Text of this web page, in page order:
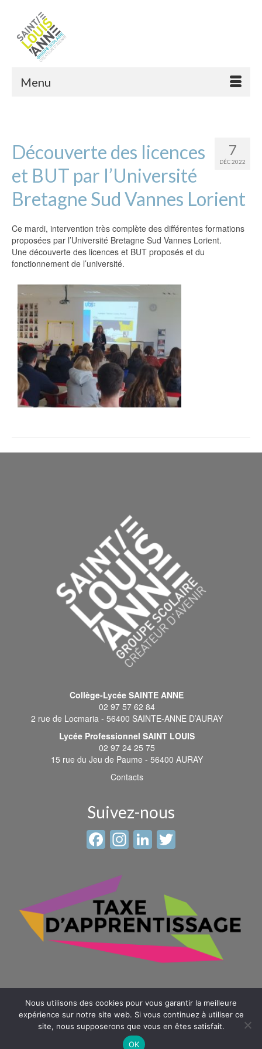
Menu
7
DÉC 2022
Découverte des licences
et BUT par l’Université
Bretagne Sud Vannes Lorient
Ce mardi, intervention très complète des différentes formations
proposées par l’Université Bretagne Sud Vannes Lorient.
Une découverte des licences et BUT proposés et du
fonctionnement de l’université.
Collège-Lycée SAINTE ANNE
02 97 57 62 84
2 rue de Locmaria - 56400 SAINTE-ANNE D’AURAY
Lycée Professionnel SAINT LOUIS
02 97 24 25 75
15 rue du Jeu de Paume - 56400 AURAY
Contacts
Suivez-nous
Facebook
Instagram
LinkedIn
© 2026 Sainte Anne - Saint Louis -Mentions légales-Plan du
site
Nous utilisons des cookies pour vous garantir la meilleure
expérience sur notre site web. Si vous continuez à utiliser ce
site, nous supposerons que vous en êtes satisfait.
OK